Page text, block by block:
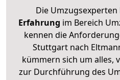
Die Umzugsexperten
Erfahrung im Bereich
kennen die
Stuttgart nach
kümmern sich um alles,
zur Durchführung des